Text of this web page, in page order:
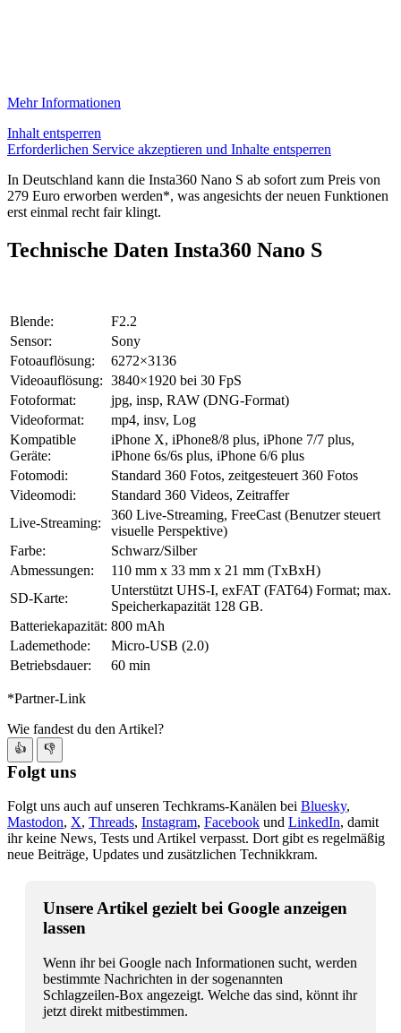
Mehr Informationen
Inhalt entsperren
Erforderlichen Service akzeptieren und Inhalte entsperren
In Deutschland kann die Insta360 Nano S ab sofort zum Preis von
279 Euro erworben werden*, was angesichts der neuen Funktionen
erst einmal recht fair klingt.
Technische Daten Insta360 Nano S
Blende:
F2.2
Sensor:
Sony
Fotoauflösung:
6272×3136
Videoauflösung: 3840×1920 bei 30 FpS
Fotoformat:
jpg, insp, RAW (DNG-Format)
Videoformat:
mp4, insv, Log
Kompatible
Geräte:
iPhone X, iPhone8/8 plus, iPhone 7/7 plus,
iPhone 6s/6s plus, iPhone 6/6 plus
Fotomodi:
Standard 360 Fotos, zeitgesteuert 360 Fotos
Videomodi:
Standard 360 Videos, Zeitraffer
Live-Streaming:
360 Live-Streaming, FreeCast (Benutzer steuert
visuelle Perspektive)
Farbe:
Schwarz/Silber
Abmessungen:
110 mm x 33 mm x 21 mm (TxBxH)
SD-Karte:
Unterstützt UHS-I, exFAT (FAT64) Format; max.
Speicherkapazität 128 GB.
Batteriekapazität: 800 mAh
Lademethode:
Micro-USB (2.0)
Betriebsdauer:
60 min
*Partner-Link
Wie fandest du den Artikel?
👍 👎
Folgt uns
Folgt uns auch auf unseren Techkrams-Kanälen bei Bluesky,
Mastodon, X, Threads, Instagram, Facebook und LinkedIn, damit
ihr keine News, Tests und Artikel verpasst. Dort gibt es regelmäßig
neue Beiträge, Updates und zusätzlichen Technikkram.
Unsere Artikel gezielt bei Google anzeigen
lassen
Wenn ihr bei Google nach Informationen sucht, werden
bestimmte Nachrichten in der sogenannten
Schlagzeilen-Box angezeigt. Welche das sind, könnt ihr
jetzt direkt mitbestimmen.